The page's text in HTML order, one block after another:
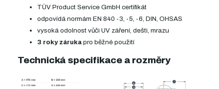
TÜV Product Service GmbH certifikát
odpovídá normám EN 840 -3, -5, -6, DIN, OHSAS
vysoká odolnost vůči UV záření, dešti, mrazu
3 roky záruka pro běžné použití
Technická specifikace a rozměry